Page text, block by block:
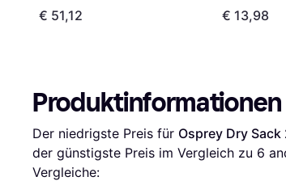
€ 51,12
€ 13,98
Produktinformationen
Der niedrigste Preis für Osprey Dry
der günstigste Preis im Vergleich zu 6
Vergleiche: